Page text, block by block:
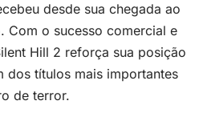
desde sua chegada ao
Com o sucesso comercial e
Hill 2 reforça sua posição
dos títulos mais importantes
de terror.